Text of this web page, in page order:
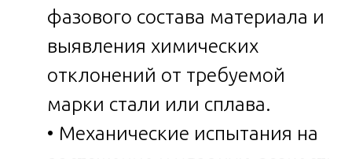
фазового состава материала и
выявления химических
отклонений от требуемой
марки стали или сплава.
• Механические испытания на